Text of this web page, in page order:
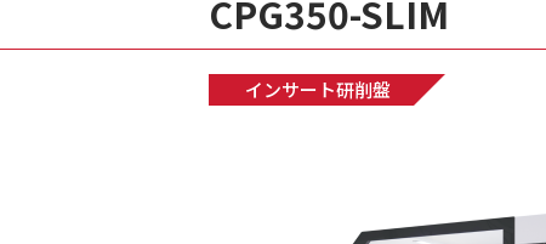
CPG350-SLIM
インサート研削盤